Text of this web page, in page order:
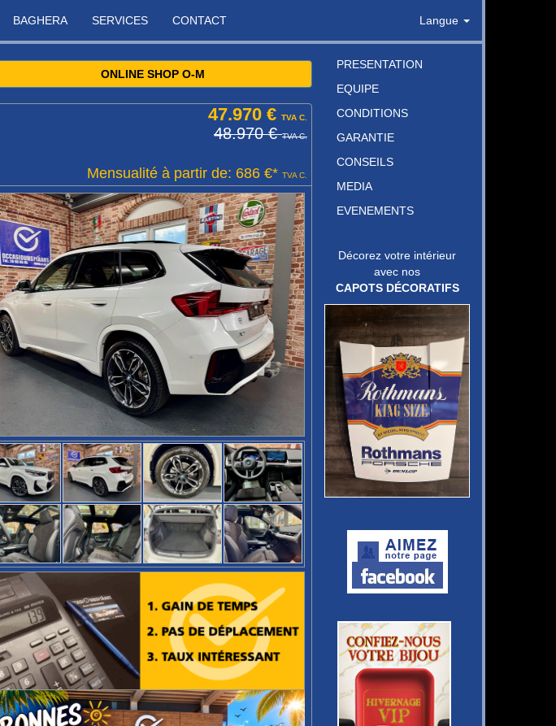
BAGHERA SERVICES CONTACT Langue
ONLINE SHOP O-M
47.970 € TVA C.
48.970 €TVA C.
Mensualité à partir de: 686 €* TVA C.
PRESENTATION
EQUIPE
CONDITIONS
GARANTIE
CONSEILS
MEDIA
EVENEMENTS
Décorez votre intérieur
avec nos
CAPOTS DÉCORATIFS